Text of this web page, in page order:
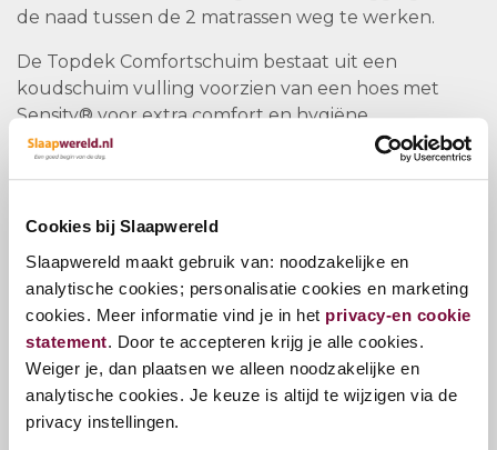
Cookies bij Slaapwereld
Slaapwereld maakt gebruik van: noodzakelijke en
analytische cookies; personalisatie cookies en marketing
cookies. Meer informatie vind je in het privacy-en cookie
statement. Door te accepteren krijg je alle cookies.
Weiger je, dan plaatsen we alleen noodzakelijke en
analytische cookies. Je keuze is altijd te wijzigen via de
privacy instellingen.
de naad tussen de 2 matrassen weg te werken.
De Topdek Comfortschuim bestaat uit een
koudschuim vulling voorzien van een hoes met
Sensity® voor extra comfort en hygiëne.
Hoogte: 8cm
Hoes met Sensity® voor extra hygiëne
Afneembare en wasbare hoes op 60 °C
Vragen?
Bel ons E-mail